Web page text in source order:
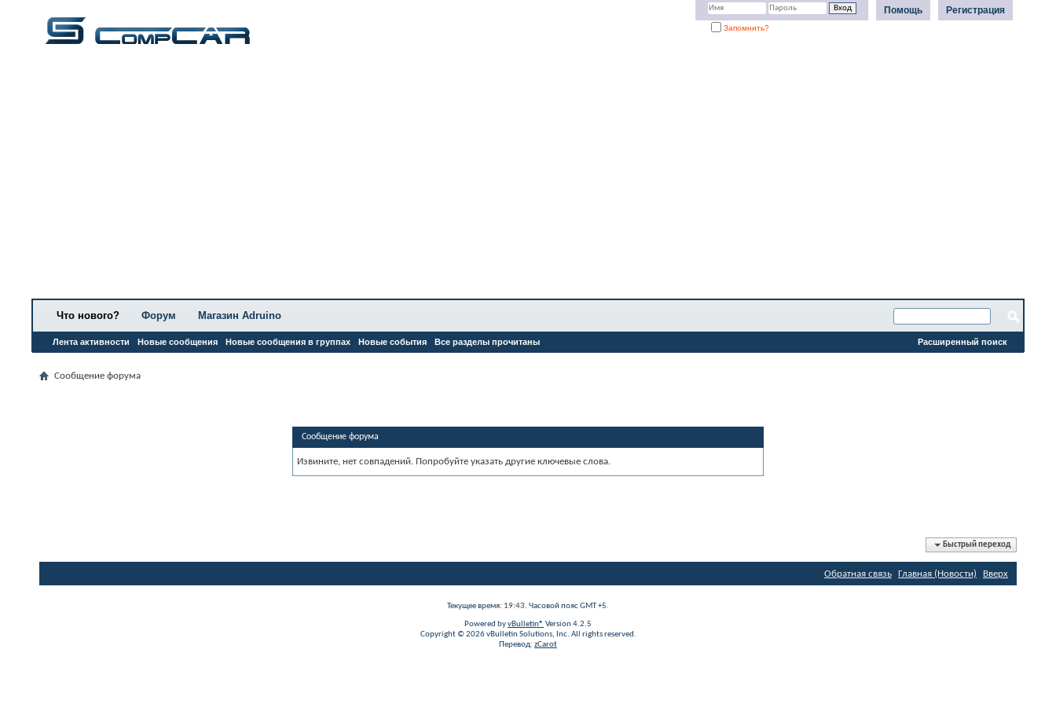
Регистрация
Помощь
Запомнить?
Что нового?
Лента активности Новые сообщения Новые сообщения в группах Новые события Все разделы прочитаны
Форум Магазин Adruino
Расширенный поиск
Сообщение форума
Сообщение форума
Извините, нет совпадений. Попробуйте указать другие ключевые слова.
Быстрый переход
Обратная связь Главная (Новости) Вверх
Текущее время: 19:43. Часовой пояс GMT +5.
Powered byvBulletin® Version 4.2.5
Copyright © 2026 vBulletin Solutions, Inc. All rights reserved.
Перевод: zCarot